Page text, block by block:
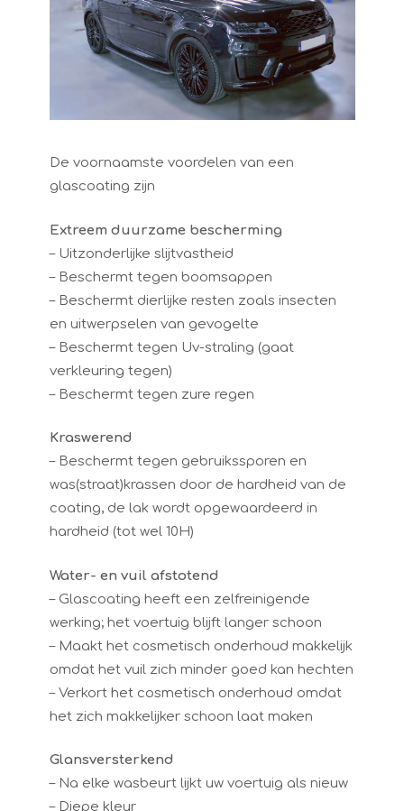
De voornaamste voordelen van een
glascoating zijn
Extreem duurzame bescherming
– Uitzonderlijke slijtvastheid
– Beschermt tegen boomsappen
– Beschermt dierlijke resten zoals insecten
en uitwerpselen van gevogelte
– Beschermt tegen Uv-straling (gaat
verkleuring tegen)
– Beschermt tegen zure regen
Kraswerend
– Beschermt tegen gebruikssporen en
was(straat)krassen door de hardheid van de
coating, de lak wordt opgewaardeerd in
hardheid (tot wel 10H)
Water- en vuil afstotend
– Glascoating heeft een zelfreinigende
werking; het voertuig blijft langer schoon
– Maakt het cosmetisch onderhoud makkelijk
omdat het vuil zich minder goed kan hechten
– Verkort het cosmetisch onderhoud omdat
het zich makkelijker schoon laat maken
Glansversterkend
– Na elke wasbeurt lijkt uw voertuig als nieuw
– Diepe kleur